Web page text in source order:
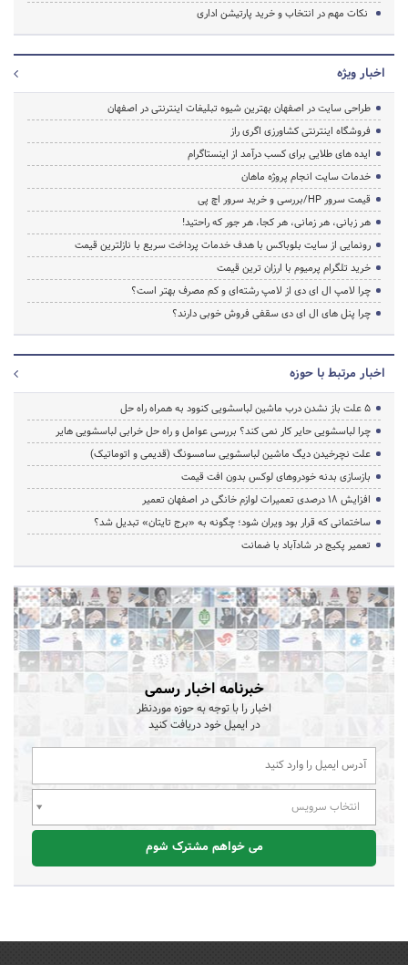
نکات مهم در انتخاب و خرید پارتیشن اداری
اخبار ویژه
طراحی سایت در اصفهان بهترین شیوه تبلیغات اینترنتی در اصفهان
فروشگاه اینترنتی کشاورزی اگری راز
ایده های طلایی برای کسب درآمد از اینستاگرام
خدمات سایت انجام پروژه ماهان
قیمت سرور HP/بررسی و خرید سرور اچ پی
هر زبانی، هر زمانی، هر کجا، هر جور که راحتید!
رونمایی از سایت بلوباکس با هدف خدمات پرداخت سریع با نازلترین قیمت
خرید تلگرام پرمیوم با ارزان ترین قیمت
چرا لامپ ال ای دی از لامپ رشته‌ای و کم مصرف بهتر است؟
چرا پنل های ال ای دی سقفی فروش خوبی دارند؟
اخبار مرتبط با حوزه
5 علت باز نشدن درب ماشین لباسشویی کنوود به همراه راه حل
چرا لباسشویی حایر کار نمی کند؟ بررسی عوامل و راه حل خرابی لباسشویی هایر
علت نچرخیدن دیگ ماشین لباسشویی سامسونگ (قدیمی و اتوماتیک)
بازسازی بدنه خودروهای لوکس بدون افت قیمت
افزایش ۱۸ درصدی تعمیرات لوازم خانگی در اصفهان تعمیر
ساختمانی که قرار بود ویران شود؛ چگونه به «برج تایتان» تبدیل شد؟
تعمیر پکیج در شادآباد با ضمانت
خبرنامه اخبار رسمی
اخبار را با توجه به حوزه موردنظر
در ایمیل خود دریافت کنید
انتخاب سرویس
می خواهم مشترک شوم